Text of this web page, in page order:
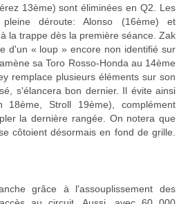
13ème) sont éliminées en Q2. Les
déroute: Alonso (16ème) et
la trappe dès la première séance. Zak
d'un « loup » encore non identifié sur
sa Toro Rosso-Honda au 14ème
remplace plusieurs éléments sur son
s'élancera bon dernier. Il évite ainsi
18ème, Stroll 19ème), complément
la dernière rangée. On notera que
côtoient désormais en fond de grille.
grâce à l'assouplissement des